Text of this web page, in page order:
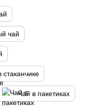
чай
стаканчике
Чай в пакетиках